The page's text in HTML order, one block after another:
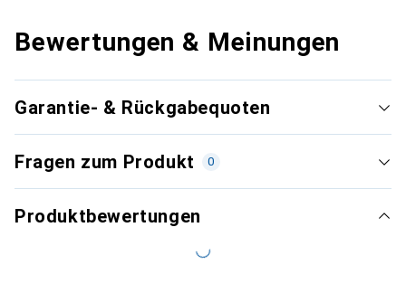
Bewertungen & Meinungen
Garantie- & Rückgabequoten
Fragen zum Produkt 0
Produktbewertungen